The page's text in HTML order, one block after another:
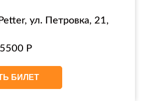
ул. Петровка, 21,
Р
БИЛЕТ